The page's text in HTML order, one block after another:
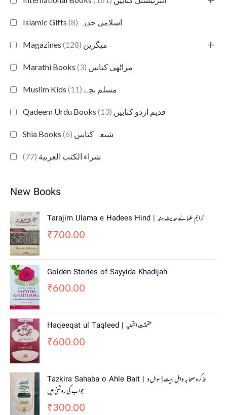
Islamic Gifts اسلامی حدیہ (8)
Magazines میگزین (128) +
Marathi Books مراٹھی کتابیں (3)
Muslim Kids مسلم بچے (11)
Qadeem Urdu Books قدیم اردو کتابیں (13)
Shia Books شیعہ کتابیں (6)
شراء الكتب العربية (77)
New Books
Tarajim Ulama e Hadees Hind | تراجم علمائے حديث ہند
₹700.00
Golden Stories of Sayyida Khadijah
₹600.00
Haqeeqat ul Taqleed | حقیقت التقلید
₹600.00
Tazkira Sahaba o Ahle Bait | تذکرہ صحابہ واہل بیت | سوال و
جواب کی روشنی میں
₹300.00